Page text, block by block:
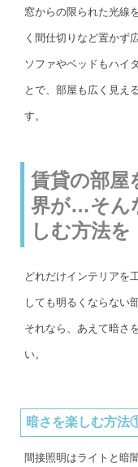
窓からの限られた光線
く間仕切りなど置かず
ソファやベッドもハイ
とで、部屋も広く見え
す。
賃貸の部屋
界が…そん
しむ方法を
どれだけインテリアを
しても明るくならない
それなら、あえて暗さ
い。
暗さを楽しむ方法
間接照明はライトと暗